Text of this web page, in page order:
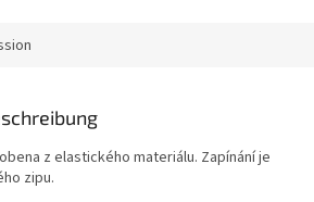
z elastického materiálu. Zapínání je
zipu.